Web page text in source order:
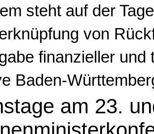
steht auf der
von
finanzieller und
Baden-
am 23.